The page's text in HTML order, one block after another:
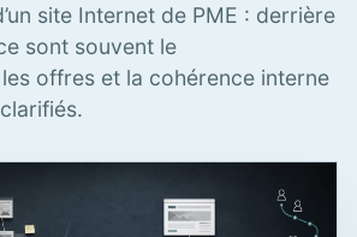
site Internet de PME : derrière
sont souvent le
offres et la cohérence interne